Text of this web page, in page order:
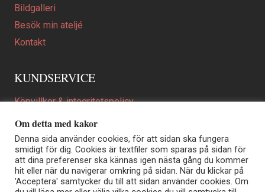
Bildgalleri
Besök min ateljé
Kontakt
KUNDSERVICE
Köpvillkor & integritetspolicy
Att beställa ett personligt utformat konstverk
En personligare gåva
FAQ
Om detta med kakor
Denna sida använder cookies, för att sidan ska fungera
smidigt för dig. Cookies är textfiler som sparas på sidan för
att dina preferenser ska kännas igen nästa gång du kommer
hit eller när du navigerar omkring på sidan. När du klickar på
'Acceptera' samtycker du till att sidan använder cookies. Om